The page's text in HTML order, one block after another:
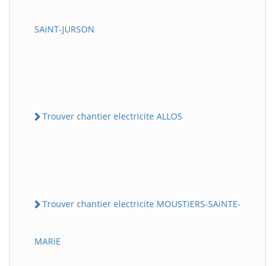
SAiNT-JURSON
Trouver chantier electricite ALLOS
Trouver chantier electricite MOUSTiERS-SAiNTE-
MARiE